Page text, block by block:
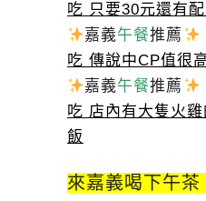
吃 只要30元還有
嘉義午餐推薦
吃 傳說中CP值很
嘉義午餐推薦
吃 店內有大隻火
飯
來嘉義喝下午